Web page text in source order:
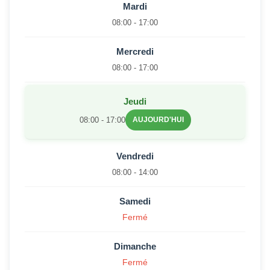
Mardi
08:00 - 17:00
Mercredi
08:00 - 17:00
Jeudi
08:00 - 17:00 AUJOURD'HUI
Vendredi
08:00 - 14:00
Samedi
Fermé
Dimanche
Fermé